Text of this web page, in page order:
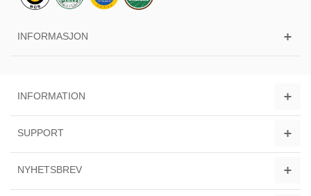
INFORMASJON
INFORMATION
SUPPORT
NYHETSBREV